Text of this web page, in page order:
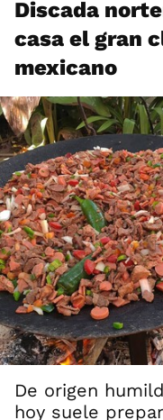
Discada
casa el gran
mexicano
De origen
hoy suele